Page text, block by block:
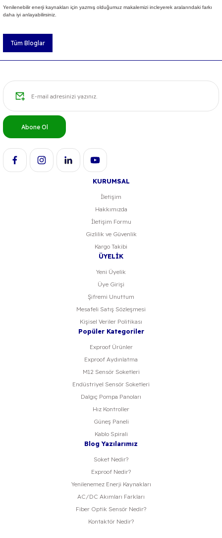
Yenilenebilir enerji kaynakları için yazmış olduğumuz makalemizi incleyerek aralarındaki farkı
daha iyi anlayabilirsiniz.
Tüm Bloglar
Abone Ol
KURUMSAL
İletişim
Hakkımızda
İletişim Formu
Gizlilik ve Güvenlik
Kargo Takibi
ÜYELİK
Yeni Üyelik
Üye Girişi
Şifremi Unuttum
Mesafeli Satış Sözleşmesi
Kişisel Veriler Politikası
Popüler Kategoriler
Exproof Ürünler
Exproof Aydınlatma
M12 Sensör Soketleri
Endüstriyel Sensör Soketleri
Dalgıç Pompa Panoları
Hız Kontroller
Güneş Paneli
Kablo Spirali
Blog Yazılarımız
Soket Nedir?
Exproof Nedir?
Yenilenemez Enerji Kaynakları
AC/DC Akımları Farkları
Fiber Optik Sensör Nedir?
Kontaktör Nedir?